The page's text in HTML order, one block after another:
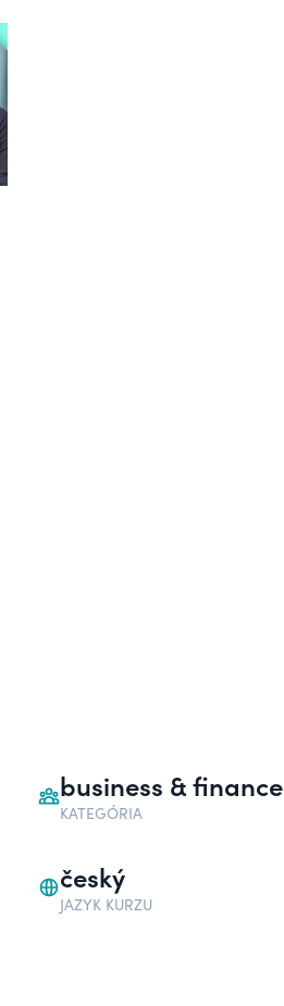
business & finance
KATEGÓRIA
český
JAZYK KURZU